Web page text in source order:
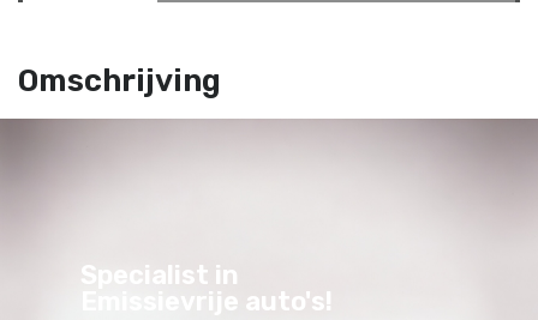
Omschrijving
Specialist in
Emissievrije auto's!